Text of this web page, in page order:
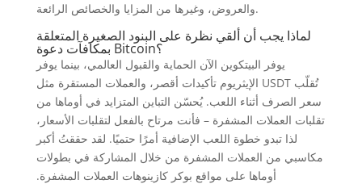
والعروض، وغيرها من المزايا والخصائص الرائعة.
لماذا يجب أن ألقي نظرة على البنود الصغيرة المتعلقة
بمكافآت دعوة Bitcoin؟
يوفر البيتكوين الآن الحماية والقبول العالمي، بينما يوفر
الإيثريوم تأكيدات أقصر، والعملات المستقرة مثل USDT تُقلّب
سعر الصرف أثناء اللعب. يُحسّن التباين المتزايد في أوماها من
تقلبات العملات المشفرة – فأنت مرتاح بالفعل لتقلبات الأسعار،
لذا تبدو خطوة اللعب الإضافية أمرًا حتميًا. لقد حققتُ أكبر
مكاسبي من العملات المشفرة من خلال المشاركة في بطولات
أوماها على مواقع بوكر كازينوهات العملات المشفرة.